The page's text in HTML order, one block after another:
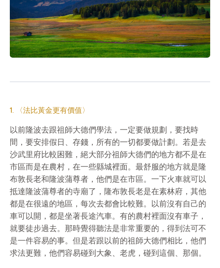
1. 〈法比黃金更有價值〉
以前隆波去跟祖師大德們學法，一定要做規劃，要找時
間，要安排假日、存錢，所有的一切都要做計劃。若是去
沙武里府比較困難，絕大部分祖師大德們的地方都不是在
市區而是在農村，在一些縣城裡面。最舒服的地方就是隆
布敦長老和隆波蒲尊者，他們是在市區。一下火車就可以
抵達隆波蒲尊者的寺廟了，隆布敦長老是在素林府，其他
都是在很遠的地區，每次去都會比較難。以前沒有自己的
車可以開，都是坐著長途汽車。有的農村裡面沒有車子，
就要徒步過去。那時覺得聽法是非常重要的，得到法可不
是一件容易的事。但是若跟以前的祖師大德們相比，他們
求法更難，他們容易碰到大象、老虎，碰到這個、那個。